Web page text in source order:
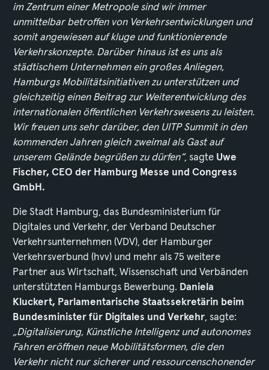
im Zentrum einer Metropole sind wir immer
unmittelbar betroffen von Verkehrsentwicklungen und
somit angewiesen auf kluge und funktionierende
Verkehrskonzepte. Darüber hinaus ist es uns als
städtischem Unternehmen ein großes Anliegen,
Hamburgs Mobilitätsinitiativen zu unterstützen und
gleichzeitig einen Beitrag zur Weiterentwicklung des
internationalen öffentlichen Verkehrswesens zu leisten.
Wir freuen uns sehr darüber, den UITP Summit in den
kommenden Jahren gleich zweimal als Gast auf
unserem Gelände begrüßen zu dürfen“, sagte Uwe
Fischer, CEO der Hamburg Messe und Congress
GmbH.
Die Stadt Hamburg, das Bundesministerium für
Digitales und Verkehr, der Verband Deutscher
Verkehrsunternehmen (VDV), der Hamburger
Verkehrsverbund (hvv) und mehr als 75 weitere
Partner aus Wirtschaft, Wissenschaft und Verbänden
unterstützten Hamburgs Bewerbung. Daniela
Kluckert, Parlamentarische Staatssekretärin beim
Bundesminister für Digitales und Verkehr, sagte:
„Digitalisierung, Künstliche Intelligenz und autonomes
Fahren eröffnen neue Mobilitätsformen, die den
Verkehr nicht nur sicherer und ressourcenschonender